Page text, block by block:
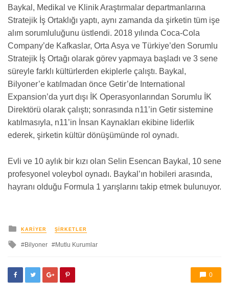
Baykal, Medikal ve Klinik Araştırmalar departmanlarına
Stratejik İş Ortaklığı yaptı, aynı zamanda da şirketin tüm işe
alım sorumluluğunu üstlendi. 2018 yılında Coca-Cola
Company’de Kafkaslar, Orta Asya ve Türkiye’den Sorumlu
Stratejik İş Ortağı olarak görev yapmaya başladı ve 3 sene
süreyle farklı kültürlerden ekiplerle çalıştı. Baykal,
Bilyoner’e katılmadan önce Getir’de International
Expansion’da yurt dışı İK Operasyonlarından Sorumlu İK
Direktörü olarak çalıştı; sonrasında n11’in Getir sistemine
katılmasıyla, n11’in İnsan Kaynakları ekibine liderlik
ederek, şirketin kültür dönüşümünde rol oynadı.
Evli ve 10 aylık bir kızı olan Selin Esencan Baykal, 10 sene
profesyonel voleybol oynadı. Baykal’ın hobileri arasında,
hayranı olduğu Formula 1 yarışlarını takip etmek bulunuyor.
yayınlanan
KARIYER ŞIRKETLER
ileBilyoner Mutlu Kurumlar
0